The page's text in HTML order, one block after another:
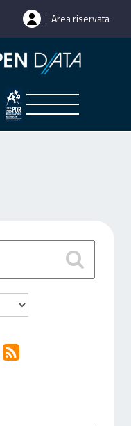
Area riservata